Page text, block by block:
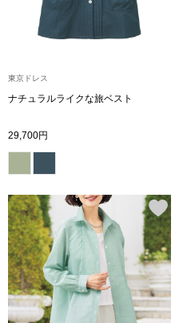
BOGARD 最新号はこちら
集
タログ
東京ドレス
ナチュラルライクな旅ベスト
29,700円